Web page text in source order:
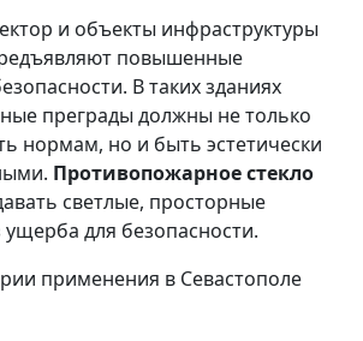
и объекты инфраструктуры
повышенные
В таких зданиях
преграды должны не только
нормам, но и быть эстетически
Противопожарное стекло
светлые, просторные
для безопасности.
применения в Севастополе